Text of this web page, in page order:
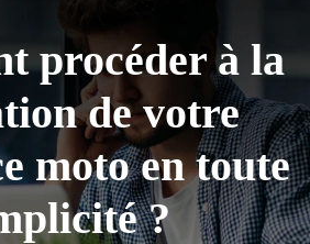
procéder à la
de votre
moto en toute
?